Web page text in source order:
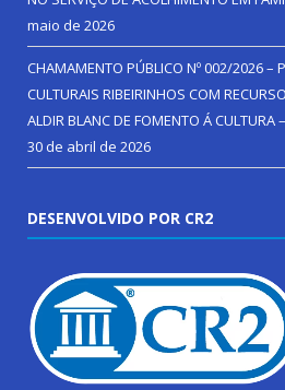
maio de 2026
CHAMAMENTO PÚBLICO Nº 002/2026 –
CULTURAIS RIBEIRINHOS COM
ALDIR BLANC DE FOMENTO Á CULTURA
30 de abril de 2026
DESENVOLVIDO POR CR2